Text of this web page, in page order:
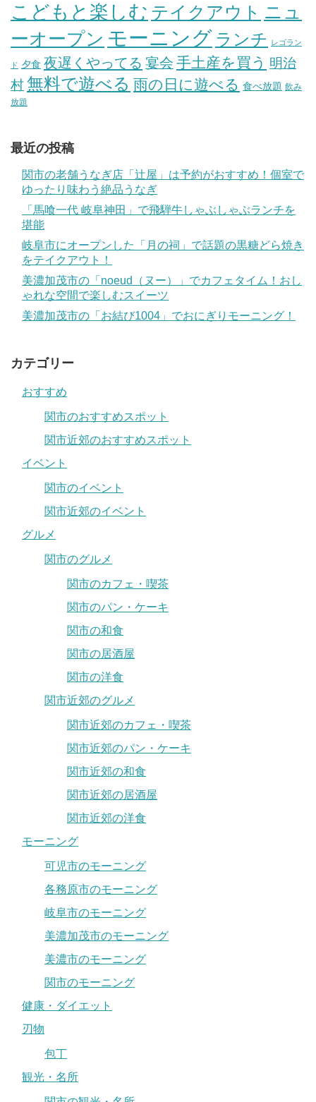
こどもと楽しむ テイクアウト ニュ
ーオープン モーニング ランチ レゴラン
ド 夕食 夜遅くやってる 宴会 手土産を買う 明治
村無料で遊べる 雨の日に遊べる 食べ放題 飲み
放題
最近の投稿
関市の老舗うなぎ店「辻屋」は予約がおすすめ！個室で
ゆったり味わう絶品うなぎ
「馬喰一代 岐阜神田」で飛騨牛しゃぶしゃぶランチを
堪能
岐阜市にオープンした「月の祠」で話題の黒糖どら焼き
をテイクアウト！
美濃加茂市の「noeud（ヌー）」でカフェタイム！おし
ゃれな空間で楽しむスイーツ
美濃加茂市の「お結び1004」でおにぎりモーニング！
カテゴリー
おすすめ
関市のおすすめスポット
関市近郊のおすすめスポット
イベント
関市のイベント
関市近郊のイベント
グルメ
関市のグルメ
関市のカフェ・喫茶
関市のパン・ケーキ
関市の和食
関市の居酒屋
関市の洋食
関市近郊のグルメ
関市近郊のカフェ・喫茶
関市近郊のパン・ケーキ
関市近郊の和食
関市近郊の居酒屋
関市近郊の洋食
モーニング
可児市のモーニング
各務原市のモーニング
岐阜市のモーニング
美濃加茂市のモーニング
美濃市のモーニング
関市のモーニング
健康・ダイエット
刃物
包丁
観光・名所